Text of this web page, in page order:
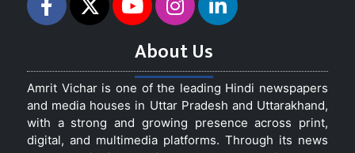
About Us
Amrit Vichar is one of the leading Hindi newspapers
and media houses in Uttar Pradesh and Uttarakhand,
with a strong and growing presence across print,
digital, and multimedia platforms. Through its news